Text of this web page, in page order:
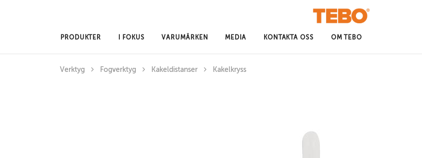
PRODUKTER I FOKUS VARUMÄRKEN MEDIA KONTAKTA OSS OM TEBO
Verktyg Fogverktyg Kakeldistanser Kakelkryss